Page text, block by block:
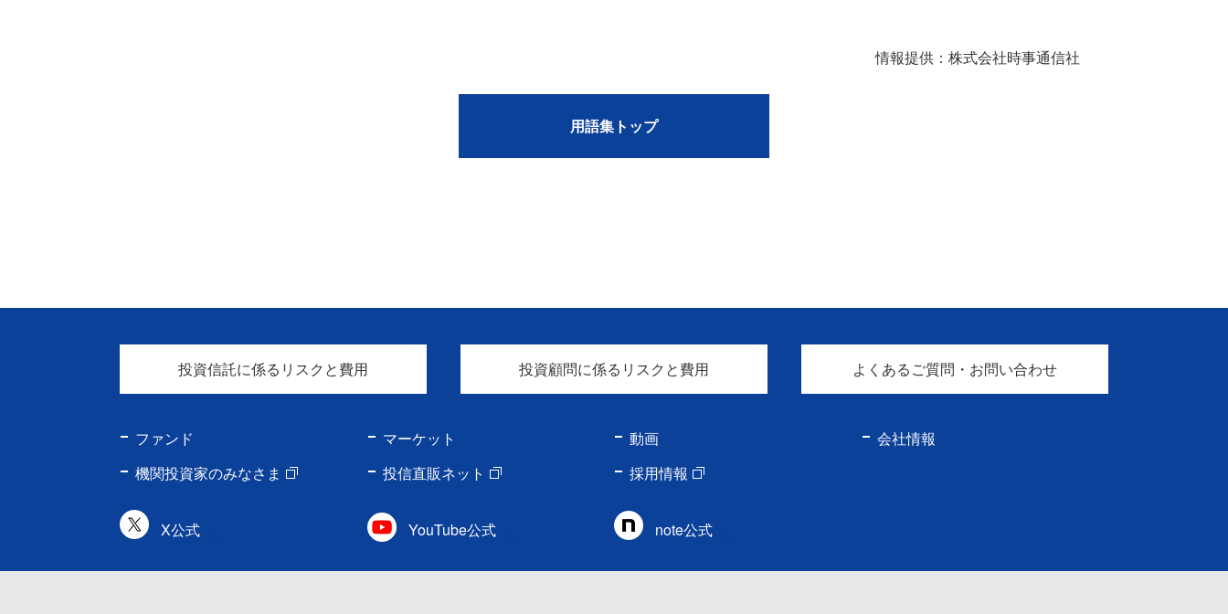
情報提供：株式会社時事通信社
用語集トップ
投資信託に係るリスクと費用 投資顧問に係るリスクと費用 よくあるご質問・お問い合わせ
ファンド マーケット 動画
会社情報
機関投資家のみなさま
投信直販ネット 採用情報
X公式 YouTube公式 note公式